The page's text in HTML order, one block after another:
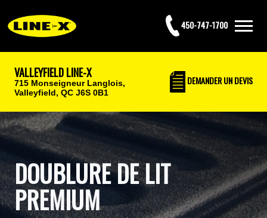
450-747-1700
VALLEYFIELD LINE-X
715 Monseigneur Langlois,
Valleyfield, QC J6S 0B1
DEMANDER UN DEVIS
DOUBLURE DE LIT
PREMIUM